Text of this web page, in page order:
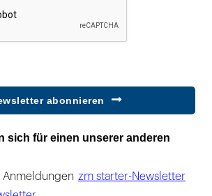
abonnieren
sich für einen unserer anderen
Anmeldungen zm starter-Newsletter